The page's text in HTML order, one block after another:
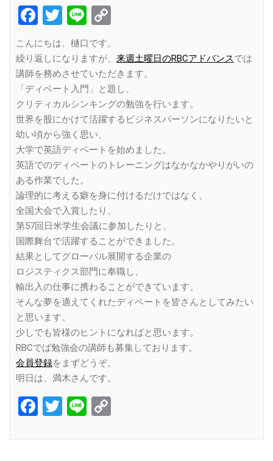
Facebook
Twitter
Line
こんにちは、樋口です。
繰り返しになりますが、 来週土曜日のRBCアドバンスでは
講師を務めさせていただきます。
「ディベート入門」と題し、
クリティカルシンキングの勉強を行います。
世界を股にかけて活躍するビジネスパーソンになりたいと
幼い頃から強く思い、
大学で英語ディベートを始めました。
英語でのディベートのトレーニングはなかなかやりがいの
ある作業でした。
論理的に考える癖を身に付けるだけではなく、
全国大会で入賞したり、
第57回日米学生会議に参加したりと、
国際舞台で活躍することができました。
結果としてグローバル展開する企業の
ロジスティクス部門に奉職し、
輸出入の仕事に携わることができています。
そんな夢を適えてくれたディベートを皆さんとしてみたい
と思います。
少しでも皆様のヒントになればと思います。
RBCでば勉強会の講師も募集しております。
会員登録をまずどうぞ。
明日は、満木さんです。
Facebook
Twitter
Line